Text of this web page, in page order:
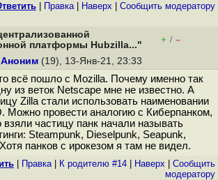
Правка| Наверх Cообщить модератору
платформы Hubzilla..."
+ / –
Аноним (19), 13-Янв-21, 23:33
всё пошло с Mozilla. Почему именно так
из веток Netscape мне не известно. А
Zilla стали использовать наименовании
Можно провести аналогию с Киберпанком,
взяли частицу панк начали называть
Steampunk, Dieselpunk, Seapunk,
панков с ирокезом я там не видел.
Правка| К родителю #14 Наверх
Cообщить
модератору